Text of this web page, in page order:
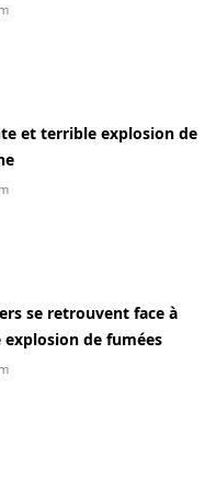
et terrible explosion de
se retrouvent face à
explosion de fumées